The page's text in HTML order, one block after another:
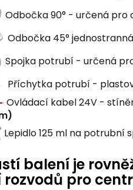
Odbočka 90° - určená
Odbočka 45°
Spojka potrubí - určená
Příchytka potrubí -
Ovládací kabel 24V -
Lepidlo 125 ml na
balení je
rozvodů pro